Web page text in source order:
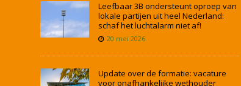
Leefbaar 3B ondersteunt oproep van
lokale partijen uit heel Nederland:
schaf het luchtalarm niet af!
20 mei 2026
Update over de formatie: vacature
voor onafhankelijke wethouder